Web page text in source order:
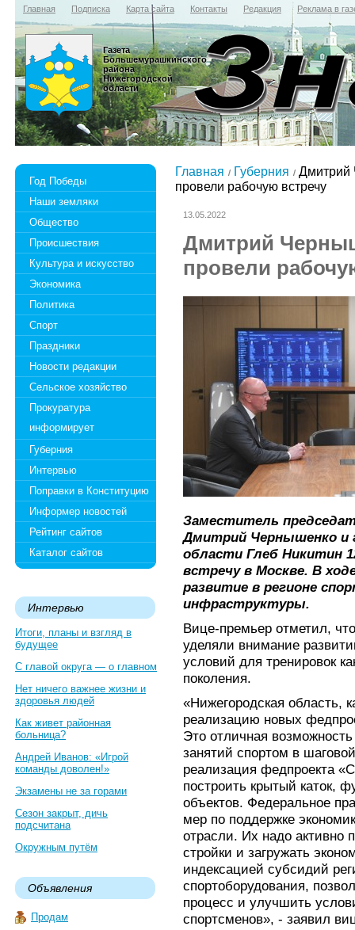
Главная Подписка Карта сайта Контакты Редакция Реклама в
Газета
Большемурашкинского
района
Нижегородской
области
Год Победы
Наши земляки
Общество
Происшествия
Культура и искусство
Экономика
Политика
Спорт
Праздники
Новости редакции
Сельское хозяйство
Прокуратура
информирует
Губерния
Интервью
Поправки в Конституцию
Информер новостей
Рейтинг сайтов
Каталог сайтов
Интервью
Итоги, планы и взгляд в
будущее
С главой округа — о главном
Нет ничего важнее жизни и
здоровья людей
Как живет районная
больница?
Андрей Иванов: «Игрой
команды доволен!»
Экзамены не за горами
Сезон закрыт, дичь
подсчитана
Окружным путём
Объявления
Продам
Главная Губерния
Дмитрий
провели рабочую встречу
13.05.2022
Дмитрий
провели
Заместитель
Дмитрий Чернышенко и
области Глеб Никитин
встречу в Москве. В
развитие в регионе
инфраструктуры.
Вице-премьер отметил,
уделяли внимание
условий для тренировок
поколения.
«Нижегородская область,
реализацию новых
Это отличная
занятий спортом в
реализация федпроекта
построить крытый каток,
объектов. Федеральное
мер по поддержке
отрасли. Их надо активно
стройки и загружать
индексацией субсидий
спортоборудования,
процесс и улучшить
спортсменов», - заявил